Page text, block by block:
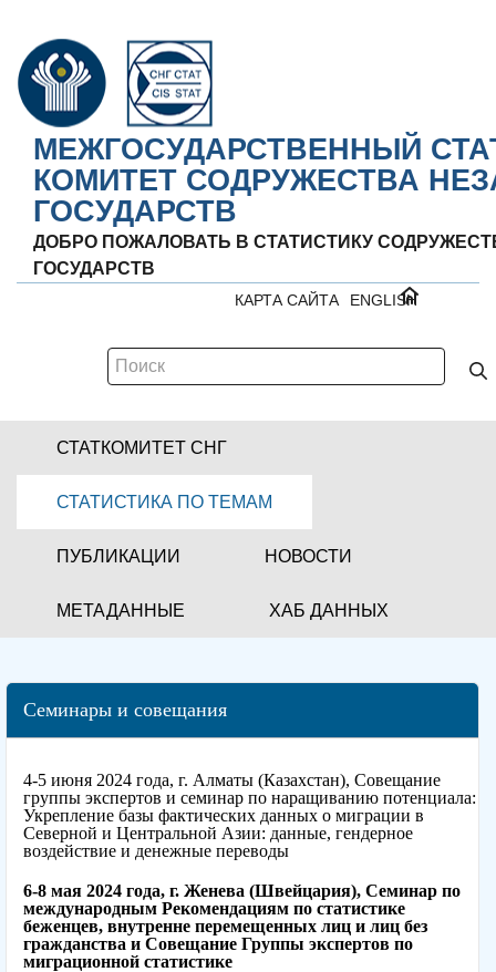
МЕЖГОСУДАРСТВЕННЫЙ
КОМИТЕТ СОДРУЖЕСТВА
ГОСУДАРСТВ
ДОБРО ПОЖАЛОВАТЬ В СТАТИСТИКУ
ГОСУДАРСТВ
ENGLISH
КАРТА САЙТА
СТАТКОМИТЕТ СНГ
СТАТИСТИКА ПО ТЕМАМ
ПУБЛИКАЦИИ НОВОСТИ
МЕТАДАННЫЕ ХАБ ДАННЫХ
Семинары и совещания
4-5 июня 2024 года, г. Алматы (Казахстан), Совещание
группы экспертов и семинар по наращиванию потенциала:
Укрепление базы фактических данных о миграции в
Северной и Центральной Азии: данные, гендерное
воздействие и денежные переводы
6-8 мая 2024 года, г. Женева (Швейцария), Семинар по
международным Рекомендациям по статистике
беженцев, внутренне перемещенных лиц и лиц без
гражданства и Совещание Группы экспертов по
миграционной статистике